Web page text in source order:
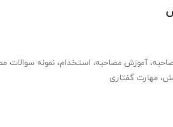
، آموزش مصاحبه، استخدام، نمونه سوالات
، مهارت گفتاری